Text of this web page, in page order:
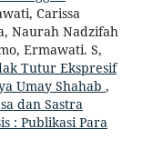
Carissa
Naurah Nadzifah
Ermawati. S,
Tutur Ekspresif
Umay Shahab ,
dan Sastra
: Publikasi Para